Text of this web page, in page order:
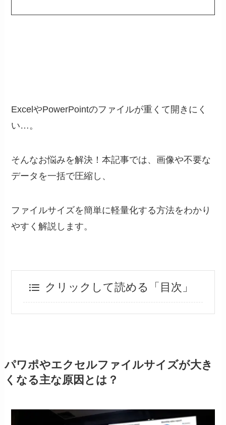
ExcelやPowerPointのファイルが重くて開きにく
い…。
そんなお悩みを解決！本記事では、画像や不要な
データを一括で圧縮し、
ファイルサイズを簡単に軽量化する方法をわかり
やすく解説します。
クリックして読める「目次」
パワポやエクセルファイルサイズが大き
くなる主な原因とは？